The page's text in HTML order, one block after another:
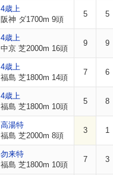
4歳上
阪神 ダ1700m 9頭
5 5
4歳上
中京 芝2000m 16頭
9 9
4歳上
福島 芝1800m 14頭
7 6
4歳上
福島 芝1800m 10頭
5 8
高湯特
福島 芝2000m 8頭
3 1
勿来特
福島 芝1800m 10頭
7 3